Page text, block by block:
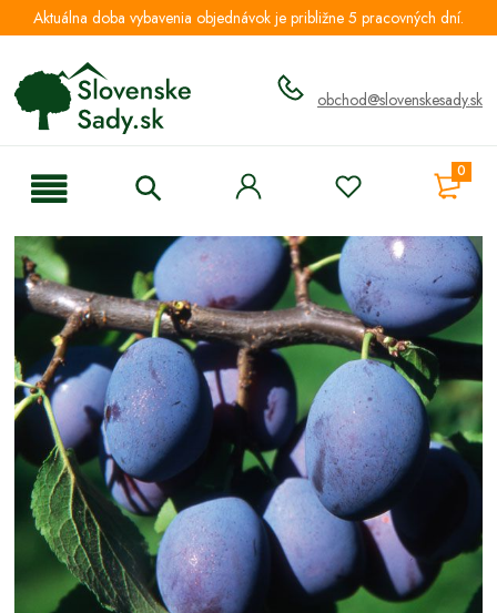
Aktuálna doba vybavenia objednávok je približne 5 pracovných dní.
obchod@slovenskesady.sk
0